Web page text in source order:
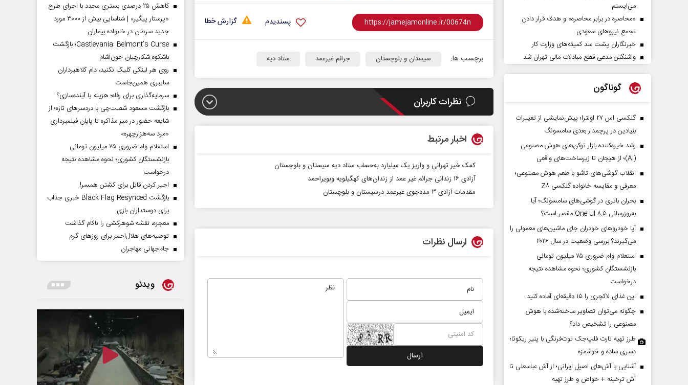
گزارش خطا پسندیدم
برچسب ها: سیستان و بلوچستان جرائم غیرعمد ستاد دیه
نظرات کاربران
اخبار مرتبط
کمک خَیر تهرانی و واریز یک میلیارد به‌حساب ستاد دیه سیستان و بلوچستان
آزادی ۱۶ زندانی جرائم غیر عمد از زندان‌های کهگیلویه وبویراحمد
مقدمات آزادی ۳ مددجوی غیرعمد درسیستان و بلوچستان
ارسال نظرات
می‌ایستم
«محاصره در برابر محاصره» و هدف قرار دادن
تجمع نیروهای سعودی
خبرنگاران پشت سد کمیته‌های وزارت کار
واشنگتن مدعی قطع مبادلات مالی تهران شد
گوناگون
گلکسی اس ۲۷ اولترا؛ پیش‌نمایشی از تغییرات
بنیادین در پرچمدار بعدی سامسونگ
رشد خیره‌کننده بازار توکن‌های هوش مصنوعی
(AI)؛ از هیجان تا زیرساخت‌های واقعی
انقلاب گوشی‌های تاشو‌ با طعم هوش مصنوعی؛
معرفی و مقایسه خانواده گلکسی Z۸
بحران باتری در گوشی‌های سامسونگ؛ آیا
به‌روزرسانی One UI ۸.۵ مقصر است؟
آیا خودروهای خودران جای ماشین‌های معمولی را
می‌گیرند؟ بررسی وضعیت در سال ۲۰۲۶
استعلام وام ضروری ۷۵ میلیون تومانی
بازنشستگان کشوری؛ نحوه مشاهده نتیجه
درخواست
این غذای لاکچری را ۱۵ دقیقه‌ای آماده کنید
چگونه می‌توان تصاویر ساخته‌شده با هوش
مصنوعی را تشخیص داد؟
طرز تهیه تارت فلپ‌جک توت‌فرنگی با پنیر ریکوتا؛
دسری ساده و خوشمزه
آشنایی با آش‌های اصیل ایرانی؛ از آش عباسعلی تا
آش ترخینه + خواص و طرز تهیه
کاهش ۲۵ درصدی بستری مجدد با اجرای طرح
«پرستار پیگیر» | شناسایی بیش از ۳۰۰۰ مورد
جدید سرطان در خانواده بیماران
Castlevania: Belmont’s Curse؛ بازگشت
باشکوه شکارچیان خون‌آشام
روی هر لینکی کلیک نکنید، دام کلاهبرداران
سایبری همین‌جاست
سرمایه‌گذاری برای رفاه؛ هزینه یا آینده‌سازی؟
بازگشت مسعود شصت‌چی با دردسر‌های تازه؛ از
شایعه حضور در میز مذاکره تا پایان فیلمبرداری
«مرد سه‌هزارچهره»
استعلام وام ضروری ۷۵ میلیون تومانی
بازنشستگان کشوری؛ نحوه مشاهده نتیجه
درخواست
اجیر کردن قاتل برای کشتن همسر!
بازگشت Black Flag Resynced خبری جذاب
برای دوستداران بازی
معجزه، نقشه شوهرکشی را ناکام گذاشت
توصیه‌های هلال‌احمر برای روز‌های گرم
جام‌جهانی مهاجران
ویدئو